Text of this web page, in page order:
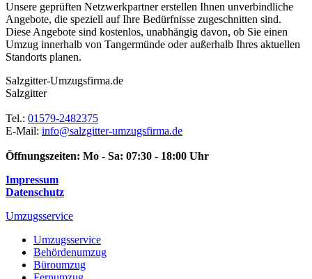
Unsere geprüften Netzwerkpartner erstellen Ihnen unverbindliche
Angebote, die speziell auf Ihre Bedürfnisse zugeschnitten sind.
Diese Angebote sind kostenlos, unabhängig davon, ob Sie einen
Umzug innerhalb von Tangermünde oder außerhalb Ihres aktuellen
Standorts planen.
Salzgitter-Umzugsfirma.de
Salzgitter
Tel.: 01579-2482375
E-Mail: info@salzgitter-umzugsfirma.de
Öffnungszeiten: Mo - Sa: 07:30 - 18:00 Uhr
Impressum
Datenschutz
Umzugsservice
Umzugsservice
Behördenumzug
Büroumzug